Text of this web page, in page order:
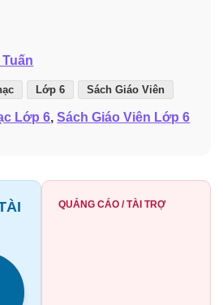
Tuấn
Lớp 6 Sách Giáo Viên
Lớp 6,Sách Giáo Viên Lớp 6
QUẢNG CÁO / TÀI TRỢ